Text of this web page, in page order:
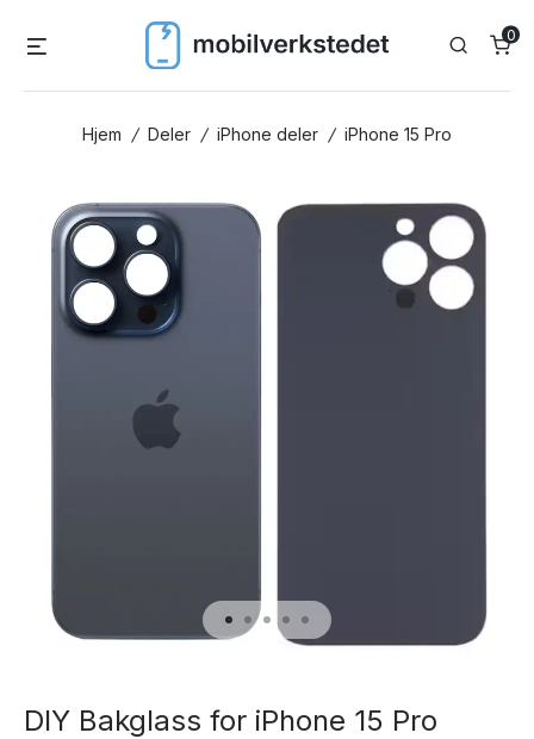
Search
0
Hjem / Deler / iPhone deler / iPhone 15 Pro
DIY Bakglass for iPhone 15 Pro